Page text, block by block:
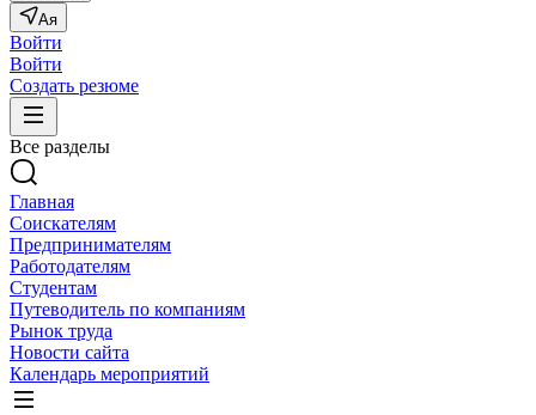
Ая
Войти
Войти
Создать резюме
Все разделы
Главная
Соискателям
Предпринимателям
Работодателям
Студентам
Путеводитель по компаниям
Рынок труда
Новости сайта
Календарь мероприятий